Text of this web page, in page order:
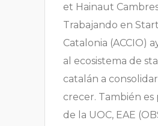
et Hainaut
Trabajando en
Catalonia (ACCIO)
al ecosistema de
catalán a
crecer. También es
de la UOC, EAE